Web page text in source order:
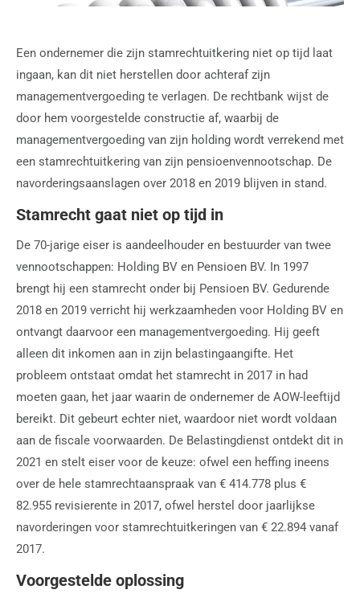
Een ondernemer die zijn stamrechtuitkering niet op tijd laat
ingaan, kan dit niet herstellen door achteraf zijn
managementvergoeding te verlagen. De rechtbank wijst de
door hem voorgestelde constructie af, waarbij de
managementvergoeding van zijn holding wordt verrekend met
een stamrechtuitkering van zijn pensioenvennootschap. De
navorderingsaanslagen over 2018 en 2019 blijven in stand.
Stamrecht gaat niet op tijd in
De 70-jarige eiser is aandeelhouder en bestuurder van twee
vennootschappen: Holding BV en Pensioen BV. In 1997
brengt hij een stamrecht onder bij Pensioen BV. Gedurende
2018 en 2019 verricht hij werkzaamheden voor Holding BV en
ontvangt daarvoor een managementvergoeding. Hij geeft
alleen dit inkomen aan in zijn belastingaangifte. Het
probleem ontstaat omdat het stamrecht in 2017 in had
moeten gaan, het jaar waarin de ondernemer de AOW-leeftijd
bereikt. Dit gebeurt echter niet, waardoor niet wordt voldaan
aan de fiscale voorwaarden. De Belastingdienst ontdekt dit in
2021 en stelt eiser voor de keuze: ofwel een heffing ineens
over de hele stamrechtaanspraak van € 414.778 plus €
82.955 revisierente in 2017, ofwel herstel door jaarlijkse
navorderingen voor stamrechtuitkeringen van € 22.894 vanaf
2017.
Voorgestelde oplossing